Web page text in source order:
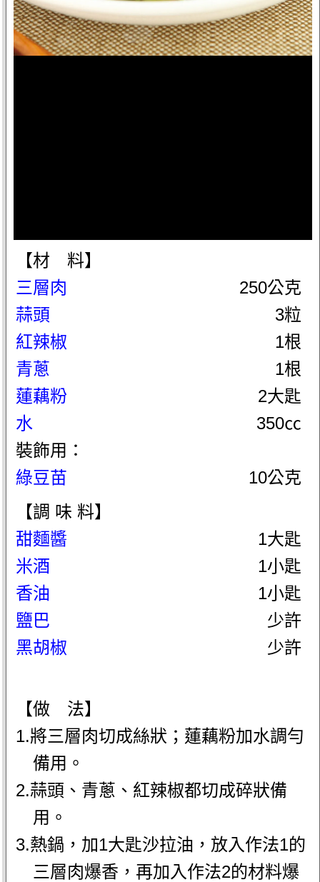
【材 料】
三層肉
250公克
蒜頭
3粒
紅辣椒
1根
青蔥
1根
蓮藕粉
2大匙
水
350㏄
裝飾用：
綠豆苗
10公克
【調 味 料】
甜麵醬
1大匙
米酒
1小匙
香油
1小匙
鹽巴
少許
黑胡椒
少許
【做 法】
1.將三層肉切成絲狀；蓮藕粉加水調勻
備用。
2.蒜頭、青蔥、紅辣椒都切成碎狀備
用。
3.熱鍋，加1大匙沙拉油，放入作法1的
三層肉爆香，再加入作法2的材料爆